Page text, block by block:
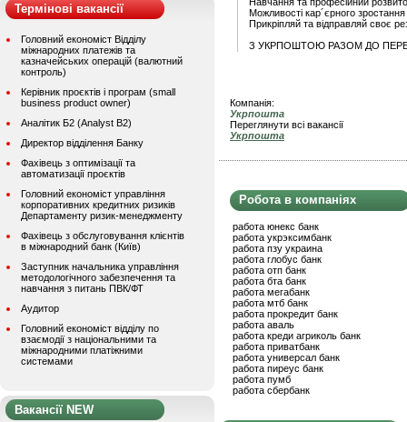
Термінові вакансії
Головний економіст Відділу
міжнародних платежів та
казначейських операцій (валютний
контроль)
Керівник проєктів і програм (small
business product owner)
Аналітик Б2 (Analyst B2)
Директор відділення Банку
Фахівець з оптимізації та
автоматизації проєктів
Головний економіст управління
корпоративних кредитних ризиків
Департаменту ризик-менеджменту
Фахівець з обслуговування клієнтів
в міжнародний банк (Київ)
Заступник начальника управління
методологічного забезпечення та
навчання з питань ПВК/ФТ
Аудитор
Головний економіст відділу по
взаємодії з національними та
міжнародними платіжними
системами
Вакансії NEW
Можливості кар´єрного зростання
Прикріпляй та відправляй своє
З УКРПОШТОЮ РАЗОМ ДО
Компанія:
Укрпошта
Переглянути всі вакансії
Укрпошта
Робота в компаніях
работа юнекс банк
работа укрэксимбанк
работа пзу украина
работа глобус банк
работа отп банк
работа бта банк
работа мегабанк
работа мтб банк
работа прокредит банк
работа аваль
работа креди агриколь банк
работа приватбанк
работа универсал банк
работа пиреус банк
работа пумб
работа сбербанк